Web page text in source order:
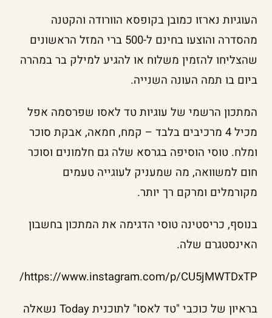
העוגיות נארזו כמובן בקופסא הוורודה והקטנה
מהסדרה והוצעו בחינם ל-500 ברי המזל הראשונים
שהצליחו להזמין משלוח או להגיע למילק בר במהרה
ביום בו תמה העונה השנייה.
המתכון הרשמי של עוגיות טד לאסו שפרסמה אפל
מכיל 4 מרכיבים בלבד – קמח, חמאה, אבקת סוכר
ומלח. טוסי הוסיפה בגרסא שלה גם חלמונים וסוכר
חום למשוואה, מה שמעניק לעוגייה טעמים
מקורמלים ומרקם רך יותר.
בנוסף, כריסטינה טוסי הדגימה את המתכון בחשבון
האינסטגרם שלה.
https://www.instagram.com/p/CU5jMWTDxTP/
בראיון של כוכבי "טד לאסו" לתוכנית Today נשאלה